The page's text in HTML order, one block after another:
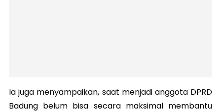
Ia juga menyampaikan, saat menjadi anggota DPRD
Badung belum bisa secara maksimal membantu